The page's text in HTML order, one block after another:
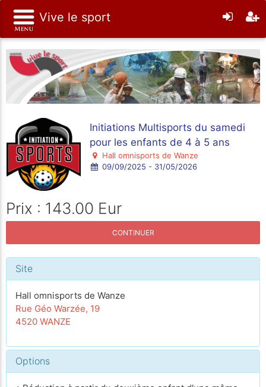
Vive le sport
Initiations Multisports du samedi
pour les enfants de 4 à 5 ans
Hall omnisports de Wanze
09/09/2025 - 31/05/2026
Prix : 143.00 Eur
CONTINUER
Site
Hall omnisports de Wanze
Rue Géo Warzée, 19
4520 WANZE
Options